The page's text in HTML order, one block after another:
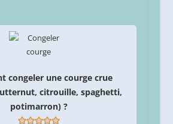
congeler une courge crue
citrouille, spaghetti,
potimarron) ?